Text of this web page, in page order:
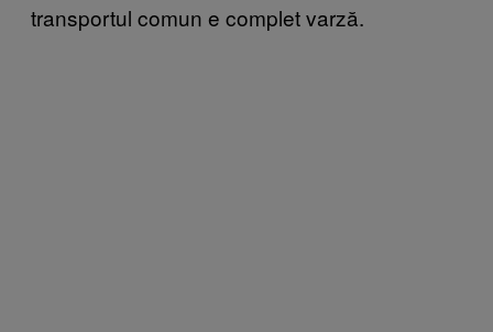
transportul comun e complet varză.